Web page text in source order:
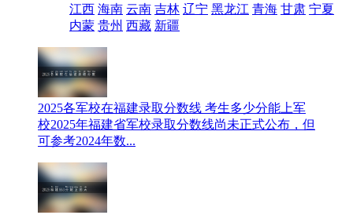
江西 海南 云南 吉林 辽宁 黑龙江 青海 甘肃 宁夏
内蒙 贵州 西藏 新疆
2025各军校在福建录取分数线 考生多少分能上军
校‌2025年福建省军校录取分数线尚未正式公布‌，但
可参考2024年数...